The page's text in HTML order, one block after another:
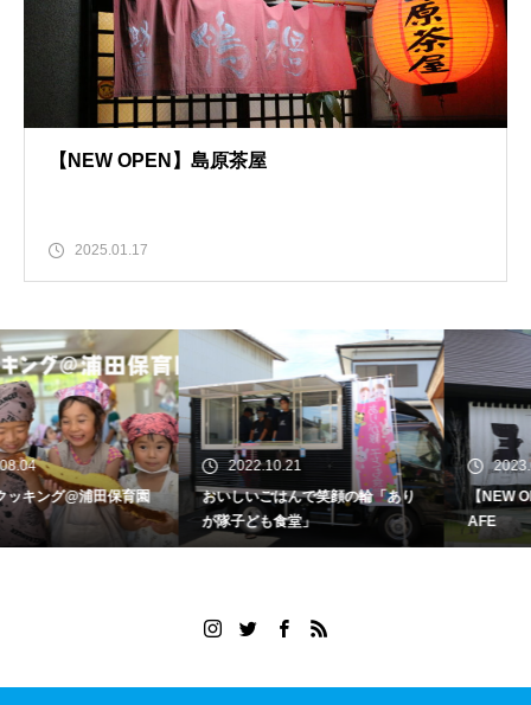
【NEW OPEN】島原茶屋
2025.01.17
育園
2022.10.21
おいしいごはんで笑顔の輪「あり
が隊子ども食堂」
2023.07.22
【NEW OPEN】BON
AFE